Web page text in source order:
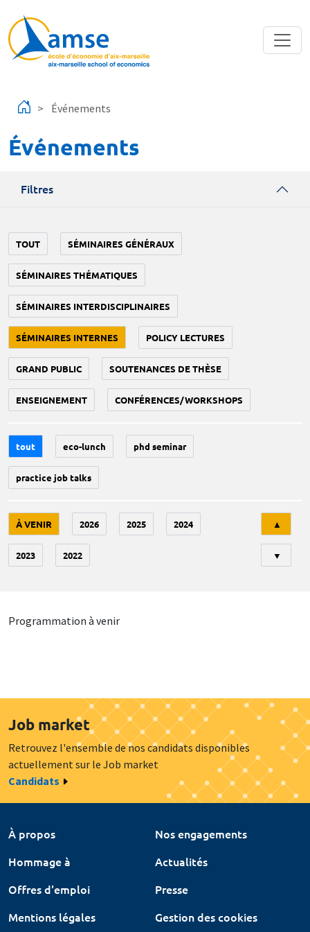
Événements
Événements
Filtres
TOUT SÉMINAIRES GÉNÉRAUX
SÉMINAIRES THÉMATIQUES
SÉMINAIRES INTERDISCIPLINAIRES
SÉMINAIRES INTERNES POLICY LECTURES
GRAND PUBLIC SOUTENANCES DE THÈSE
ENSEIGNEMENT CONFÉRENCES/WORKSHOPS
tout eco-lunch phd seminar
practice job talks
À VENIR 2026 2025 2024
2023 2022
▲
▼
Programmation à venir
Job market
Retrouvez l'ensemble de nos candidats disponibles
actuellement sur le Job market
Candidats
À propos
Nos engagements
Hommage à
Actualités
Offres d'emploi
Presse
Mentions légales
Gestion des cookies